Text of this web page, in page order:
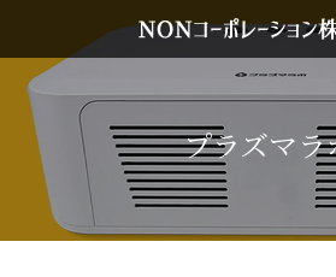
プラズマラ